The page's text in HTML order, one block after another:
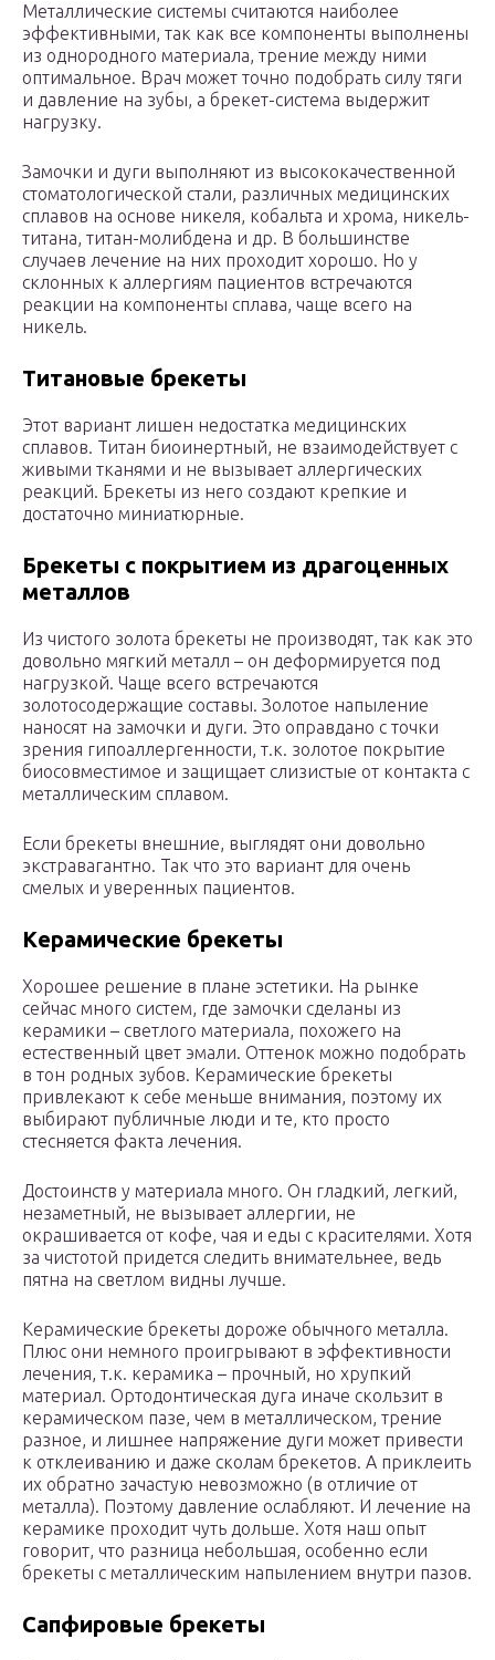
Металлические системы считаются наиболее
эффективными, так как все компоненты выполнены
из однородного материала, трение между ними
оптимальное. Врач может точно подобрать силу тяги
и давление на зубы, а брекет-система выдержит
нагрузку.
Замочки и дуги выполняют из высококачественной
стоматологической стали, различных медицинских
сплавов на основе никеля, кобальта и хрома, никель-
титана, титан-молибдена и др. В большинстве
случаев лечение на них проходит хорошо. Но у
склонных к аллергиям пациентов встречаются
реакции на компоненты сплава, чаще всего на
никель.
Титановые брекеты
Этот вариант лишен недостатка медицинских
сплавов. Титан биоинертный, не взаимодействует с
живыми тканями и не вызывает аллергических
реакций. Брекеты из него создают крепкие и
достаточно миниатюрные.
Брекеты с покрытием из драгоценных
металлов
Из чистого золота брекеты не производят, так как это
довольно мягкий металл – он деформируется под
нагрузкой. Чаще всего встречаются
золотосодержащие составы. Золотое напыление
наносят на замочки и дуги. Это оправдано с точки
зрения гипоаллергенности, т.к. золотое покрытие
биосовместимое и защищает слизистые от контакта с
металлическим сплавом.
Если брекеты внешние, выглядят они довольно
экстравагантно. Так что это вариант для очень
смелых и уверенных пациентов.
Керамические брекеты
Хорошее решение в плане эстетики. На рынке
сейчас много систем, где замочки сделаны из
керамики – светлого материала, похожего на
естественный цвет эмали. Оттенок можно подобрать
в тон родных зубов. Керамические брекеты
привлекают к себе меньше внимания, поэтому их
выбирают публичные люди и те, кто просто
стесняется факта лечения.
Достоинств у материала много. Он гладкий, легкий,
незаметный, не вызывает аллергии, не
окрашивается от кофе, чая и еды с красителями. Хотя
за чистотой придется следить внимательнее, ведь
пятна на светлом видны лучше.
Керамические брекеты дороже обычного металла.
Плюс они немного проигрывают в эффективности
лечения, т.к. керамика – прочный, но хрупкий
материал. Ортодонтическая дуга иначе скользит в
керамическом пазе, чем в металлическом, трение
разное, и лишнее напряжение дуги может привести
к отклеиванию и даже сколам брекетов. А приклеить
их обратно зачастую невозможно (в отличие от
металла). Поэтому давление ослабляют. И лечение на
керамике проходит чуть дольше. Хотя наш опыт
говорит, что разница небольшая, особенно если
брекеты с металлическим напылением внутри пазов.
Сапфировые брекеты